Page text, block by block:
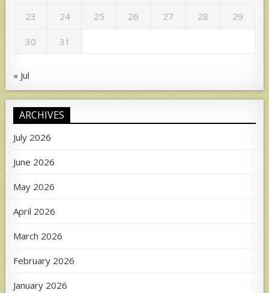
23 24 25 26 27 28 29
30 31
« Jul
ARCHIVES
July 2026
June 2026
May 2026
April 2026
March 2026
February 2026
January 2026